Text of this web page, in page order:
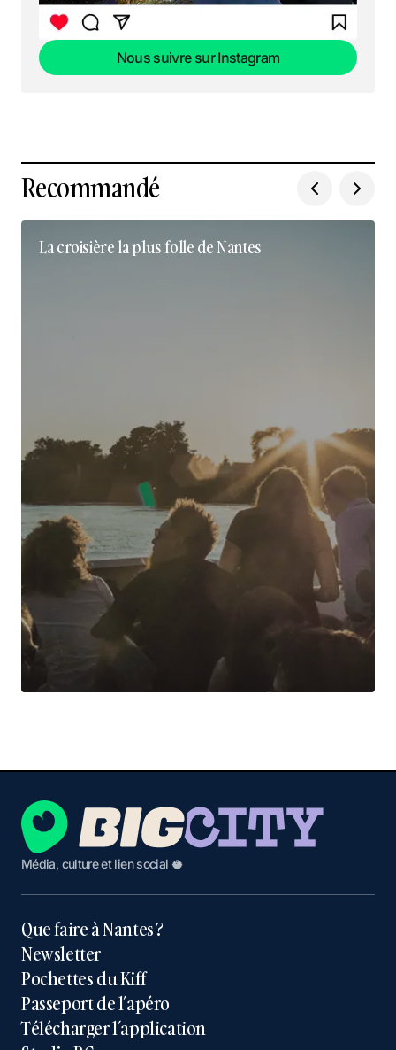
Nous suivre sur Instagram
Recommandé
La croisière la plus folle de Nantes
Média, culture et lien social 🥥
Que faire à Nantes ?
Newsletter
Pochettes du Kiff
Passeport de l’apéro
Télécharger l’application